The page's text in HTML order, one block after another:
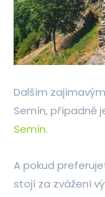
Dalším
Semín, případně
Semín.
A pokud
stojí za zvážení